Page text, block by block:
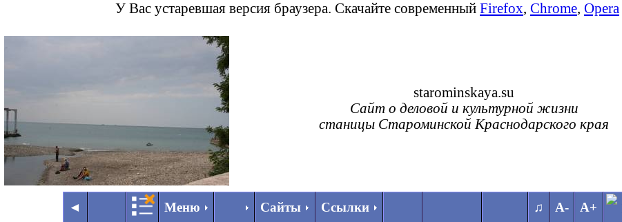
У Вас устаревшая версия браузера. Скачайте современный Firefox, Chrome, Opera
◄ ►
starominskaya.su
Сайт о деловой и культурной жизни
станицы Староминской Краснодарского края
◄ Меню Сайты Ссылки ♫ А- А+